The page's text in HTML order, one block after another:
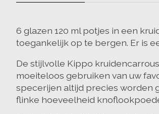
6 glazen 120 ml potjes in een
toegankelijk op te bergen. Er is
De stijlvolle Kippo
moeiteloos gebruiken van uw
specerijen altijd precies worden
flinke hoeveelheid